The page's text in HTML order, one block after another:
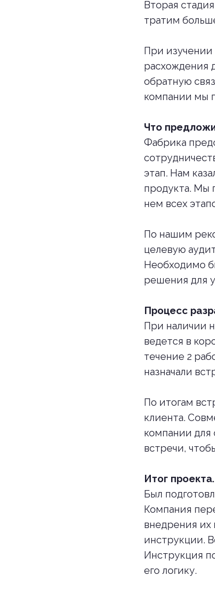
Вторая
тратим
При
расхождения
обратную
компании мы
Что
Фабрика
этап. Нам
продукта. Мы
нем всех
По нашим
целевую
Необходимо
решения для
Процесс
При наличии
ведется в
течение 2
назначали
По итогам
клиента.
компании для
встречи,
Итог проекта.
Был
Компания
внедрения их
инструкции.
Инструкция
его логику.